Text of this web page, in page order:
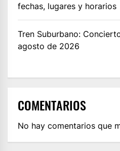
fechas, lugares y horarios
Tren Suburbano:
agosto de 2026
COMENTARIOS
No hay comentarios que